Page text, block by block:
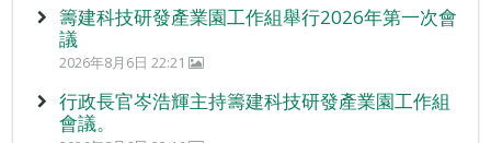
籌建科技研發產業園工作組舉行2026年第一次會
議
2026年8月6日 22:21
行政長官岑浩輝主持籌建科技研發產業園工作組
會議。